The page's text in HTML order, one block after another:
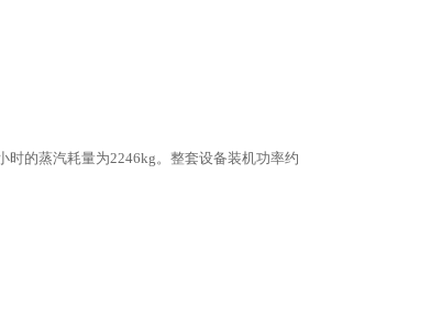
的蒸汽耗量为2246kg。整套设备装机功率约